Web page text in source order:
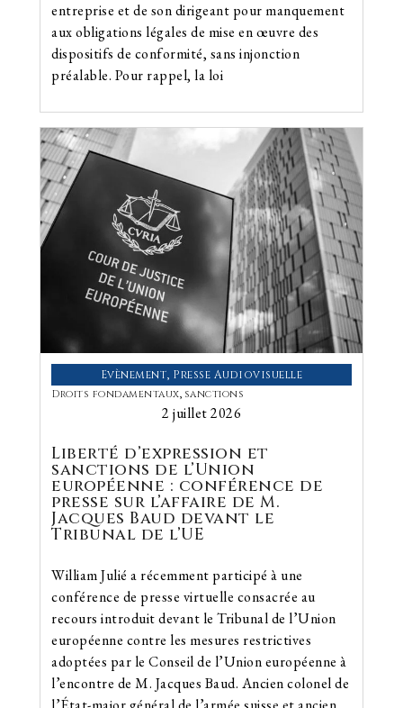
entreprise et de son dirigeant pour manquement
aux obligations légales de mise en œuvre des
dispositifs de conformité, sans injonction
préalable. Pour rappel, la loi
Evènement, Presse Audiovisuelle
Droits fondamentaux, sanctions
2 juillet 2026
Liberté d’expression et
sanctions de l’Union
européenne : conférence de
presse sur l’affaire de M.
Jacques Baud devant le
Tribunal de l’UE
William Julié a récemment participé à une
conférence de presse virtuelle consacrée au
recours introduit devant le Tribunal de l’Union
européenne contre les mesures restrictives
adoptées par le Conseil de l’Union européenne à
l’encontre de M. Jacques Baud. Ancien colonel de